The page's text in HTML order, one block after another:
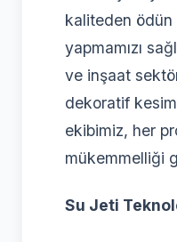
kaliteden
yapmamızı
ve inşaat
dekoratif
ekibimiz, her
mükemmelliği
Su Jeti